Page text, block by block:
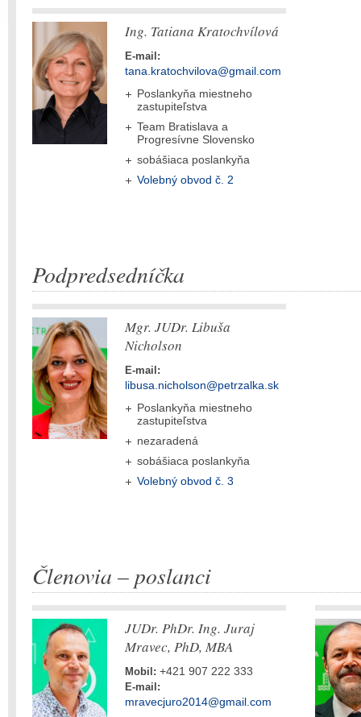
Ing. Tatiana Kratochvílová
E-mail:
tana.kratochvilova@gmail.com
Poslankyňa miestneho
zastupiteľstva
Team Bratislava a
Progresívne Slovensko
sobášiaca poslankyňa
Volebný obvod č. 2
Podpredsedníčka
Mgr. JUDr. Libuša
Nicholson
E-mail:
libusa.nicholson@petrzalka.sk
Poslankyňa miestneho
zastupiteľstva
nezaradená
sobášiaca poslankyňa
Volebný obvod č. 3
Členovia – poslanci
JUDr. PhDr. Ing. Juraj
Mravec, PhD, MBA
Mobil: +421 907 222 333
E-mail:
mravecjuro2014@gmail.com